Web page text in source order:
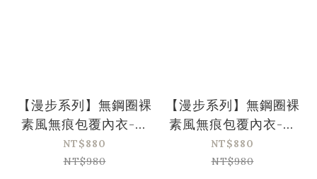
【漫步系列】無鋼圈裸
素風無痕包覆內衣-綠
色(32/70-38/85、A-
D)
NT$880
NT$980
【漫步系列】無鋼圈裸
素風無痕包覆內衣-灰
藍色(32/70-38/85、
A-D)
NT$880
NT$980